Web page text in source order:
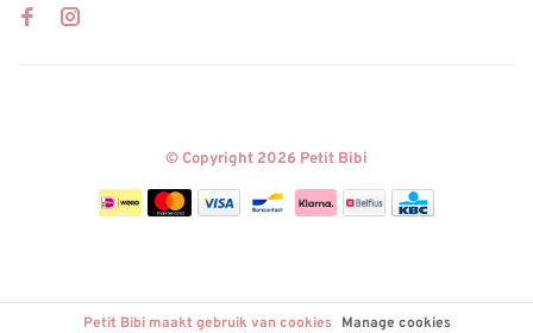
© Copyright 2026 Petit Bibi
Petit Bibi maakt gebruik van cookies Manage cookies